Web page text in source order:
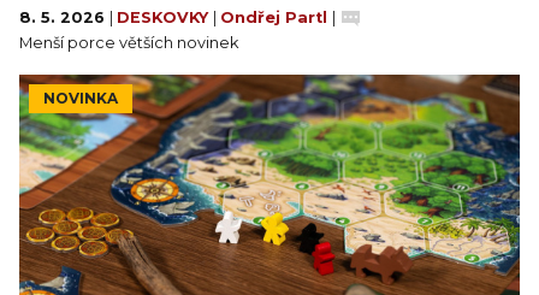
8. 5. 2026 DESKOVKY Ondřej Partl
Menší porce větších novinek
NOVINKA